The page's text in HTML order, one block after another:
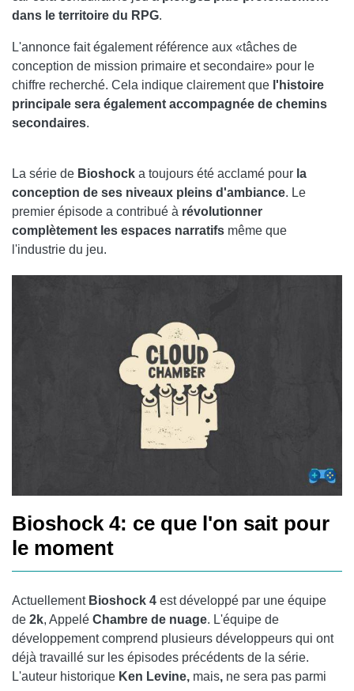
dans le territoire du RPG.
L'annonce fait également référence aux «tâches de
conception de mission primaire et secondaire» pour le
chiffre recherché. Cela indique clairement que l'histoire
principale sera également accompagnée de chemins
secondaires.
La série de Bioshock a toujours été acclamé pour la
conception de ses niveaux pleins d'ambiance. Le
premier épisode a contribué à révolutionner
complètement les espaces narratifs même que
l'industrie du jeu.
Bioshock 4: ce que l'on sait pour
le moment
Actuellement Bioshock 4 est développé par une équipe
de 2k, Appelé Chambre de nuage. L'équipe de
développement comprend plusieurs développeurs qui ont
déjà travaillé sur les épisodes précédents de la série.
L'auteur historique Ken Levine, mais, ne sera pas parmi